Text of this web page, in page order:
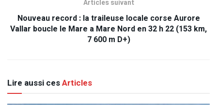
Articles suivant
Nouveau record : la traileuse locale corse Aurore
Vallar boucle le Mare a Mare Nord en 32 h 22 (153 km,
7 600 m D+)
Lire aussi cesArticles